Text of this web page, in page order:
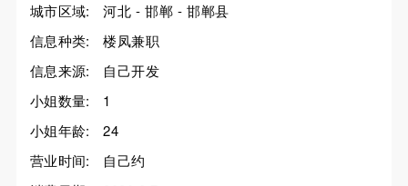
城市区域:
河北 - 邯郸 - 邯郸县
信息种类:
楼凤兼职
信息来源:
自己开发
小姐数量:
1
小姐年龄:
24
营业时间:
自己约